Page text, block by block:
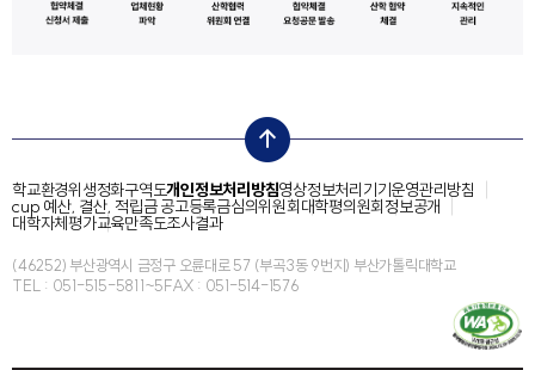
top
학교환경위생정화구역도개인정보처리방침영상정보처리기기운영관리방침
cup 예산, 결산, 적립금 공고등록금심의위원회대학평의원회정보공개
대학자체평가교육만족도조사결과
(46252) 부산광역시 금정구 오륜대로 57 (부곡3동 9번지) 부산가톨릭대학교
TEL : 051-515-5811~5FAX : 051-514-1576